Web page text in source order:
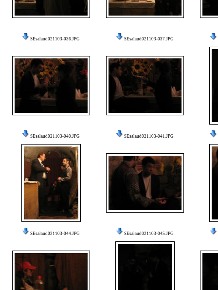
SEsalaud021103-036.JPG SEsalaud021103-037.JPG
SEsalaud021103-040.JPG SEsalaud021103-041.JPG
SEsalaud021103-044.JPG SEsalaud021103-045.JPG